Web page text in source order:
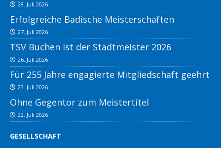
28. Juli 2026
Erfolgreiche Badische Meisterschaften
27. Juli 2026
TSV Buchen ist der Stadtmeister 2026
26. Juli 2026
Für 255 Jahre engagierte Mitgliedschaft geehrt
23. Juli 2026
Ohne Gegentor zum Meistertitel
22. Juli 2026
GESELLSCHAFT